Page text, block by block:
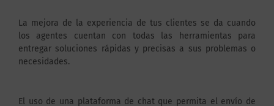
La mejora de la experiencia de tus clientes se da cuando
los agentes cuentan con todas las herramientas para
entregar soluciones rápidas y precisas a sus problemas o
necesidades.
El uso de una plataforma de chat que permita el envío de